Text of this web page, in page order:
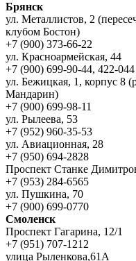
Брянск
ул. Металлистов, 2
клубом Бостон)
+7 (900) 373-66-22
ул. Красноармейская, 44
+7 (900) 699-90-44, 422-044
ул. Бежицкая, 1, корпус 8
Мандарин)
+7 (900) 699-98-11
ул. Рылеева, 53
+7 (952) 960-35-53
ул. Авиационная, 28
+7 (950) 694-2828
Проспект Станке
+7 (953) 284-6565
ул. Пушкина, 70
+7 (900) 699-0770
Смоленск
Проспект Гагарина, 12/1
+7 (951) 707-1212
улица Рыленкова,61А